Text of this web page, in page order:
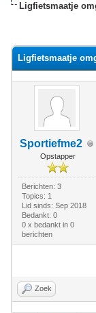
Ligfietsmaatje
Ligfietsmaatje
Sportiefme2
Opstapper
Berichten: 3
Topics: 1
Lid sinds: Sep 2018
Bedankt: 0
0 x bedankt in 0
berichten
Zoek